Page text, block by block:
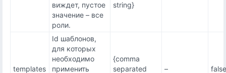
виждет, пустое
значение – все
роли.
string}
templates
Id шаблонов,
для которых
необходимо
применить
{comma
separated
– false